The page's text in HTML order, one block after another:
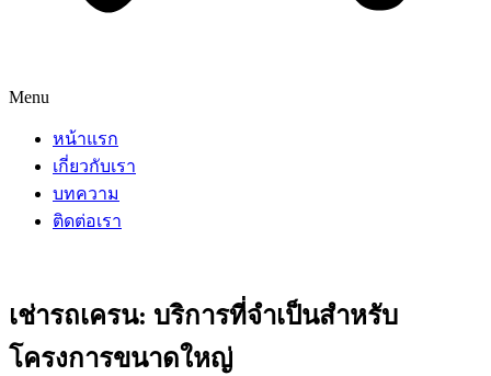
Menu
หน้าแรก
เกี่ยวกับเรา
บทความ
ติดต่อเรา
เช่ารถเครน: บริการที่จำเป็นสำหรับ
โครงการขนาดใหญ่